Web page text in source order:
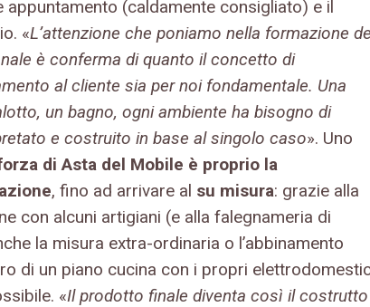
appuntamento (caldamente consigliato) e il
«L’attenzione che poniamo nella formazione
è conferma di quanto il concetto di
al cliente sia per noi fondamentale. Una
un bagno, ogni ambiente ha bisogno di
e costruito in base al singolo caso». Uno
di Asta del Mobile è proprio la
, fino ad arrivare al su misura: grazie alla
con alcuni artigiani (e alla falegnameria di
la misura extra-ordinaria o l’abbinamento
di un piano cucina con i propri
«Il prodotto finale diventa così il costrutto